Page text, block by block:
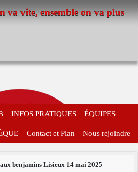
va vite, ensemble on va plus
INFOS PRATIQUES ÉQUIPES
Contact et Plan Nous rejoindre
benjamins Lisieux 14 mai 2025